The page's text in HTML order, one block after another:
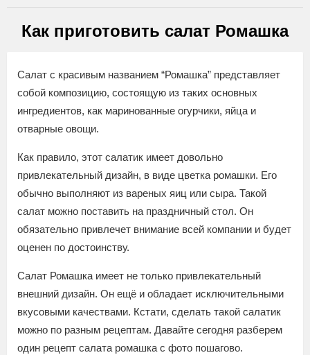
Как приготовить салат Ромашка
Салат с красивым названием “Ромашка” представляет
собой композицию, состоящую из таких основных
ингредиентов, как маринованные огурчики, яйца и
отварные овощи.
Как правило, этот салатик имеет довольно
привлекательный дизайн, в виде цветка ромашки. Его
обычно выполняют из вареных яиц или сыра. Такой
салат можно поставить на праздничный стол. Он
обязательно привлечет внимание всей компании и будет
оценен по достоинству.
Салат Ромашка имеет не только привлекательный
внешний дизайн. Он ещё и обладает исключительными
вкусовыми качествами. Кстати, сделать такой салатик
можно по разным рецептам. Давайте сегодня разберем
один рецепт салата ромашка с фото пошагово.